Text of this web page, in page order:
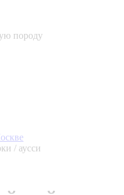
породу
/ аусси